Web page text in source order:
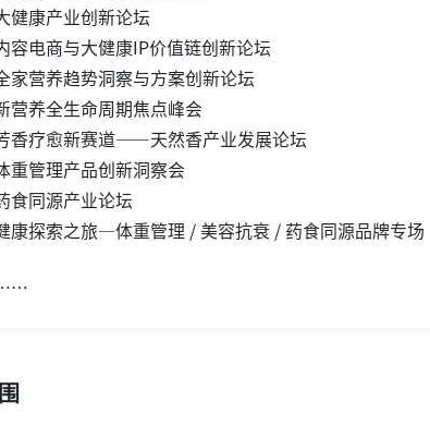
健康产业创新论坛
容电商与大健康IP价值链创新论坛
家营养趋势洞察与方案创新论坛
营养全生命周期焦点峰会
香疗愈新赛道——天然香产业发展论坛
重管理产品创新洞察会
食同源产业论坛
康探索之旅—体重管理 / 美容抗衰 / 药食同源品牌专场